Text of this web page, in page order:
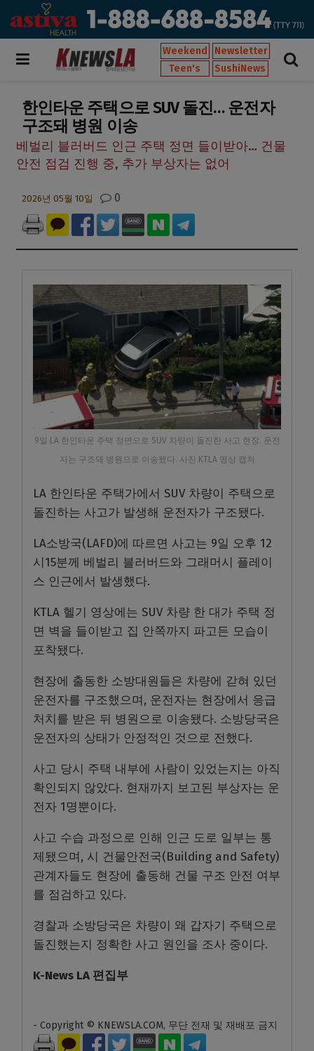
Weekend
Newsletter
Teen's
SushiNews
한인타운 주택으로 SUV 돌진… 운전자
구조돼 병원 이송
베벌리 블러버드 인근 주택 정면 들이받아… 건물
안전 점검 진행 중, 추가 부상자는 없어
2026년 05월 10일 0
9일 LA 한인타운 주택 정면으로 SUV 차량이 돌진한 사고 현장. 운전
자는 구조돼 병원으로 이송됐다. 사진 KTLA 영상 캡처
LA 한인타운 주택가에서 SUV 차량이 주택으로
돌진하는 사고가 발생해 운전자가 구조됐다.
LA소방국(LAFD)에 따르면 사고는 9일 오후 12
시15분께 베벌리 블러버드와 그래머시 플레이
스 인근에서 발생했다.
KTLA 헬기 영상에는 SUV 차량 한 대가 주택 정
면 벽을 들이받고 집 안쪽까지 파고든 모습이
포착됐다.
현장에 출동한 소방대원들은 차량에 갇혀 있던
운전자를 구조했으며, 운전자는 현장에서 응급
처치를 받은 뒤 병원으로 이송됐다. 소방당국은
운전자의 상태가 안정적인 것으로 전했다.
사고 당시 주택 내부에 사람이 있었는지는 아직
확인되지 않았다. 현재까지 보고된 부상자는 운
전자 1명뿐이다.
사고 수습 과정으로 인해 인근 도로 일부는 통
제됐으며, 시 건물안전국(Building and Safety)
관계자들도 현장에 출동해 건물 구조 안전 여부
를 점검하고 있다.
경찰과 소방당국은 차량이 왜 갑자기 주택으로
돌진했는지 정확한 사고 원인을 조사 중이다.
K-News LA 편집부
- Copyright © KNEWSLA.COM, 무단 전재 및 재배포 금지